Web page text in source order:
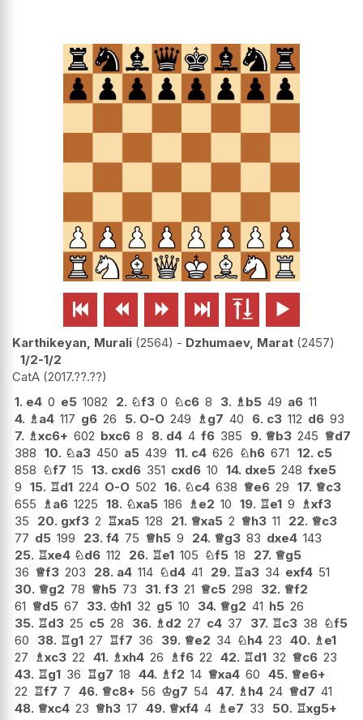
     
Karthikeyan, Murali 2564 - Dzhumaev, Marat 2457
1/2-1/2
CatA 2017.??.??
1. e4 0 e5 1082 2. ♘f3 0 ♘c6 8 3. ♗ b5 49 a6 11
4. ♗ a4 117 g6 26 5. O-O 249 ♗ g7 40 6. c3 112 d6 93
7. ♗xc6+ 602 bxc6 8 8. d4 4 f6 385 9. ♕b3 245 ♕d7
388 10. ♘a3 450 a5 439 11. c4 626 ♘h6 671 12. c5
858 ♘f7 15 13. cxd6 351 cxd6 10 14. dxe5 248 fxe5
9 15. ♖d1 224 O-O 502 16. ♘c4 638 ♕e6 29 17. ♕c3
655
♗ a6 1225 18. ♘xa5 186 ♗ e2 10 19. ♖e1 9 ♗xf3
35
20. gxf3 2 ♖xa5 128 21. ♕xa5 2 ♕h3 11 22. ♕c3
77 d5 199 23. f4 75 ♕h5 9 24. ♕g3 83 dxe4 143
25. ♖xe4 ♘d6 112 26. ♖e1 105 ♘f5 18 27. ♕g5
36 ♕f3 203 28. a4 114 ♘d4 41 29. ♖a3 34 exf4 51
30. ♕g2 78 ♕h5 73 31. f3 21 ♕c5 298 32. ♕f2
61 ♕d5 67 33. ♔h1 32 g5 10 34. ♕g2 41 h5 26
35. ♖d3 25 c5 28 36. ♗ d2 27 c4 37 37. ♖c3 38 ♘f5
60
38. ♖g1 27 ♖f7 36 39. ♕e2 34 ♘h4 23 40. ♗ e1
27
♗xc3 22 41. ♗xh4 26 ♗f6 22 42. ♖d1 32 ♕c6 23
43. ♖g1 36 ♖g7 18 44. ♗f2 14 ♕xa4 60 45. ♕e6+
22 ♖f7 7 46. ♕c8+ 56 ♔g7 54 47. ♗ h4 24 ♕d7 41
48. ♕xc4 23 ♕h3 17 49. ♕xf4 4 ♗ e7 33 50. ♖xg5+